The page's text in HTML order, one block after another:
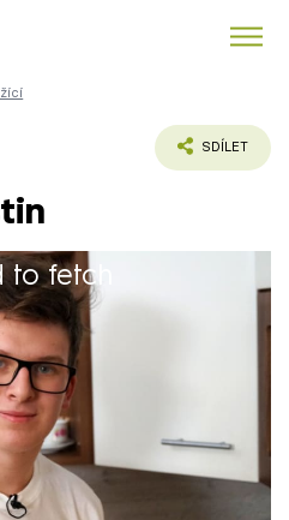
SDÍLET
to fetch
druhého ročníku na
střední obor